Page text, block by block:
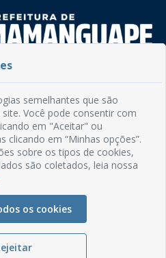
2246
das 08h às 13h
semelhantes que são
Você pode consentir com
em "Aceitar" ou
clicando em “Minhas opções”.
sobre os tipos de cookies,
são coletados, leia nossa
os cookies